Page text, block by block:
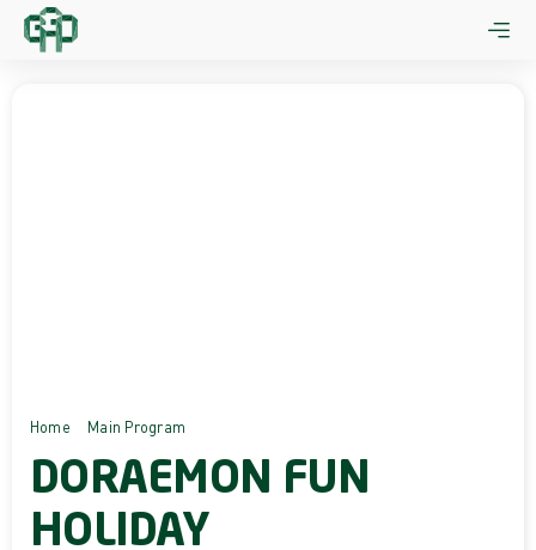
Skip
Home Main Program
DORAEMON FUN
HOLIDAY